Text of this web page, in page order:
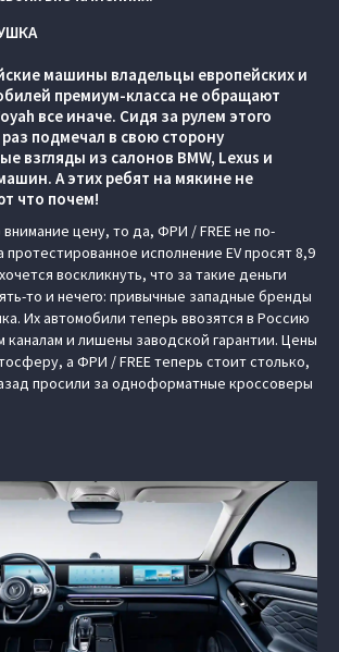
машины владельцы европейских и
премиум-класса не обращают
все иначе. Сидя за рулем этого
подмечал в свою сторону
взгляды из салонов BMW, Lexus и
А этих ребят на мякине не
что почем!
цену, то да, ФРИ / FREE не по-
протестированное исполнение EV просят 8,9
воскликнуть, что за такие деньги
то и нечего: привычные западные бренды
Их автомобили теперь ввозятся в Россию
и лишены заводской гарантии. Цены
а ФРИ / FREE теперь стоит столько,
просили за одноформатные кроссоверы